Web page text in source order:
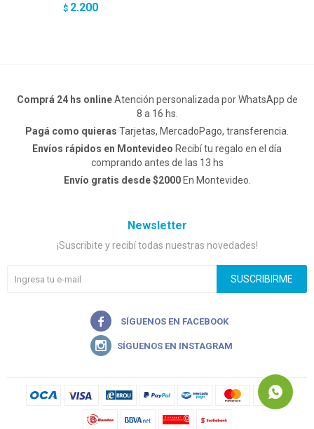
$ 2.200
Comprá 24 hs onlineAtención personalizada por WhatsApp de
8 a 16 hs.
Pagá como quieras Tarjetas, MercadoPago, transferencia.
Envíos rápidos en Montevideo Recibí tu regalo en el día
comprando antes de las 13 hs
Envío gratis desde $2000En Montevideo.
Newsletter
¡Suscribite y recibí todas nuestras novedades!
SUSCRIBIRME

